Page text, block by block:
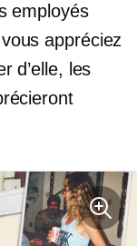
employés
appréciez
d’elle, les